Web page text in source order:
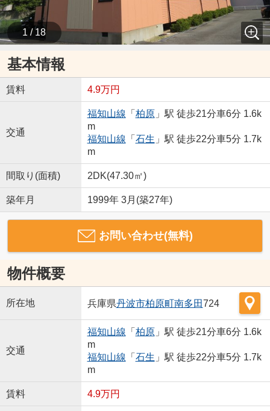
1 / 18
基本情報
賃料 4.9万円
交通
福知山線 「 柏原」駅 徒歩21分車6分 1.6k
m
福知山線 「 石生 」駅 徒歩22分車5分 1.7k
m
間取り(面積) 2DK(47.30㎡)
築年月 1999年 3月(築27年)
お問い合わせ(無料)
物件概要
所在地 兵庫県丹波市柏原町南多田724
交通
福知山線 「 柏原」駅 徒歩21分車6分 1.6k
m
福知山線 「 石生 」駅 徒歩22分車5分 1.7k
m
賃料 4.9万円